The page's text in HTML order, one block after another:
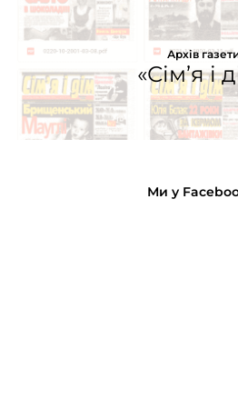
Архів
«Сім’я і
Ми у